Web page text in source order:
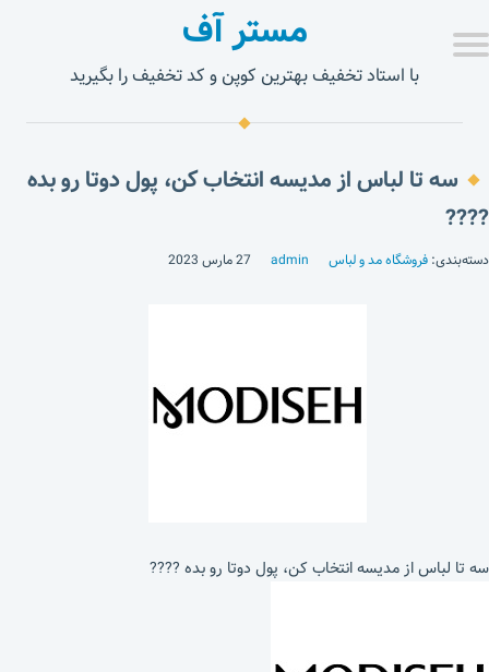
مستر آف
با استاد تخفیف بهترین کوپن و کد تخفیف را بگیرید
سه تا لباس از مدیسه انتخاب کن، پول دوتا رو بده
????
دسته‌بندی: فروشگاه مد و لباس admin 27 مارس 2023
سه تا لباس از مدیسه انتخاب کن، پول دوتا رو بده ????